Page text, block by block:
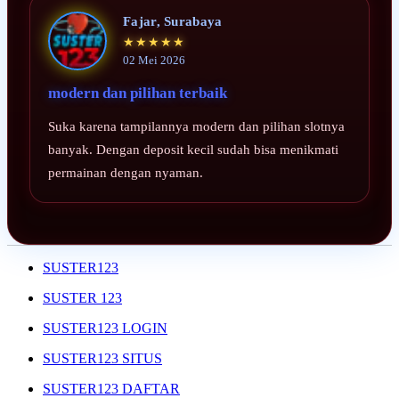
Fajar, Surabaya
★★★★★
02 Mei 2026
modern dan pilihan terbaik
Suka karena tampilannya modern dan pilihan slotnya
banyak. Dengan deposit kecil sudah bisa menikmati
permainan dengan nyaman.
SUSTER123
SUSTER 123
SUSTER123 LOGIN
SUSTER123 SITUS
SUSTER123 DAFTAR